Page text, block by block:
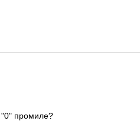
"0" промиле?